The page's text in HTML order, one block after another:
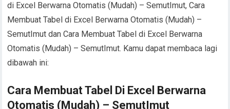
di Excel Berwarna Otomatis (Mudah) – SemutImut, Cara
Membuat Tabel di Excel Berwarna Otomatis (Mudah) –
SemutImut dan Cara Membuat Tabel di Excel Berwarna
Otomatis (Mudah) – SemutImut. Kamu dapat membaca lagi
dibawah ini:
Cara Membuat Tabel Di Excel Berwarna
Otomatis (Mudah) – SemutImut